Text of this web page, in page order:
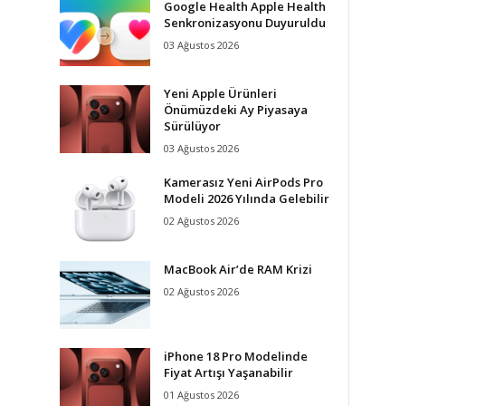
Google Health Apple Health
Senkronizasyonu Duyuruldu
03 Ağustos 2026
Yeni Apple Ürünleri
Önümüzdeki Ay Piyasaya
Sürülüyor
03 Ağustos 2026
Kamerasız Yeni AirPods Pro
Modeli 2026 Yılında Gelebilir
02 Ağustos 2026
MacBook Air’de RAM Krizi
02 Ağustos 2026
iPhone 18 Pro Modelinde
Fiyat Artışı Yaşanabilir
01 Ağustos 2026